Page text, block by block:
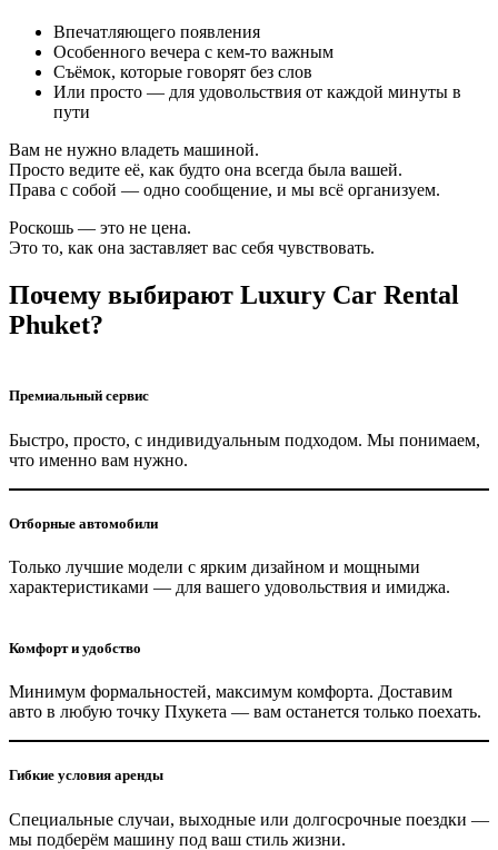
Впечатляющего появления
Особенного вечера с кем-то важным
Съёмок, которые говорят без слов
Или просто — для удовольствия от каждой минуты в
пути
Вам не нужно владеть машиной.
Просто ведите её, как будто она всегда была вашей.
Права с собой — одно сообщение, и мы всё организуем.
Роскошь — это не цена.
Это то, как она заставляет вас себя чувствовать.
Почему выбирают Luxury Car Rental
Phuket?
Премиальный сервис
Быстро, просто, с индивидуальным подходом. Мы понимаем,
что именно вам нужно.
Отборные автомобили
Только лучшие модели с ярким дизайном и мощными
характеристиками — для вашего удовольствия и имиджа.
Комфорт и удобство
Минимум формальностей, максимум комфорта. Доставим
авто в любую точку Пхукета — вам останется только поехать.
Гибкие условия аренды
Специальные случаи, выходные или долгосрочные поездки —
мы подберём машину под ваш стиль жизни.